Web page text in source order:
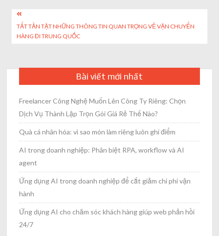
Post
navigation
TẤT TẦN TẬT NHỮNG THÔNG TIN QUAN TRỌNG VỀ VẬN CHUYỂN
HÀNG ĐI TRUNG QUỐC
Bài viết mới nhất
Freelancer Công Nghệ Muốn Lên Công Ty Riêng: Chọn
Dịch Vụ Thành Lập Trọn Gói Giá Rẻ Thế Nào?
Quà cá nhân hóa: vì sao món làm riêng luôn ghi điểm
AI trong doanh nghiệp: Phân biệt RPA, workflow và AI
agent
Ứng dụng AI trong doanh nghiệp để cắt giảm chi phí vận
hành
Ứng dụng AI cho chăm sóc khách hàng giúp web phản hồi
24/7